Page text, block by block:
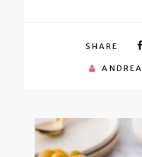
SHARE
ANDREA